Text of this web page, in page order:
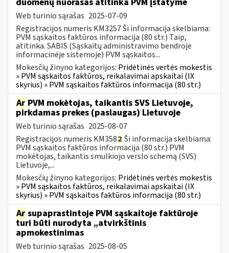
Web turinio sąrašas 2025-07-09
Registracijos numeris KM3257 Ši informacija skelbiama:
PVM sąskaitos faktūros informacija (80 str.) Taip,
atitinka. SABIS (Sąskaitų administravimo bendroje
informacinėje sistemoje) PVM sąskaitos...
Mokesčių žinyno kategorijos: Pridėtinės vertės mokestis
» PVM sąskaitos faktūros, reikalavimai apskaitai (IX
skyrius) » PVM sąskaitos faktūros informacija (80 str.)
Ar PVM mokėtojas, taikantis SVS Lietuvoje,
pirkdamas prekes (paslaugas) Lietuvoje
Web turinio sąrašas 2025-08-07
Registracijos numeris KM3582 Ši informacija skelbiama:
PVM sąskaitos faktūros informacija (80 str.) PVM
mokėtojas, taikantis smulkiojo verslo schemą (SVS)
Lietuvoje,...
Mokesčių žinyno kategorijos: Pridėtinės vertės mokestis
» PVM sąskaitos faktūros, reikalavimai apskaitai (IX
skyrius) » PVM sąskaitos faktūros informacija (80 str.)
Ar supaprastintoje PVM sąskaitoje faktūroje
turi būti nurodyta „atvirkštinis
apmokestinimas
Web turinio sąrašas 2025-08-05